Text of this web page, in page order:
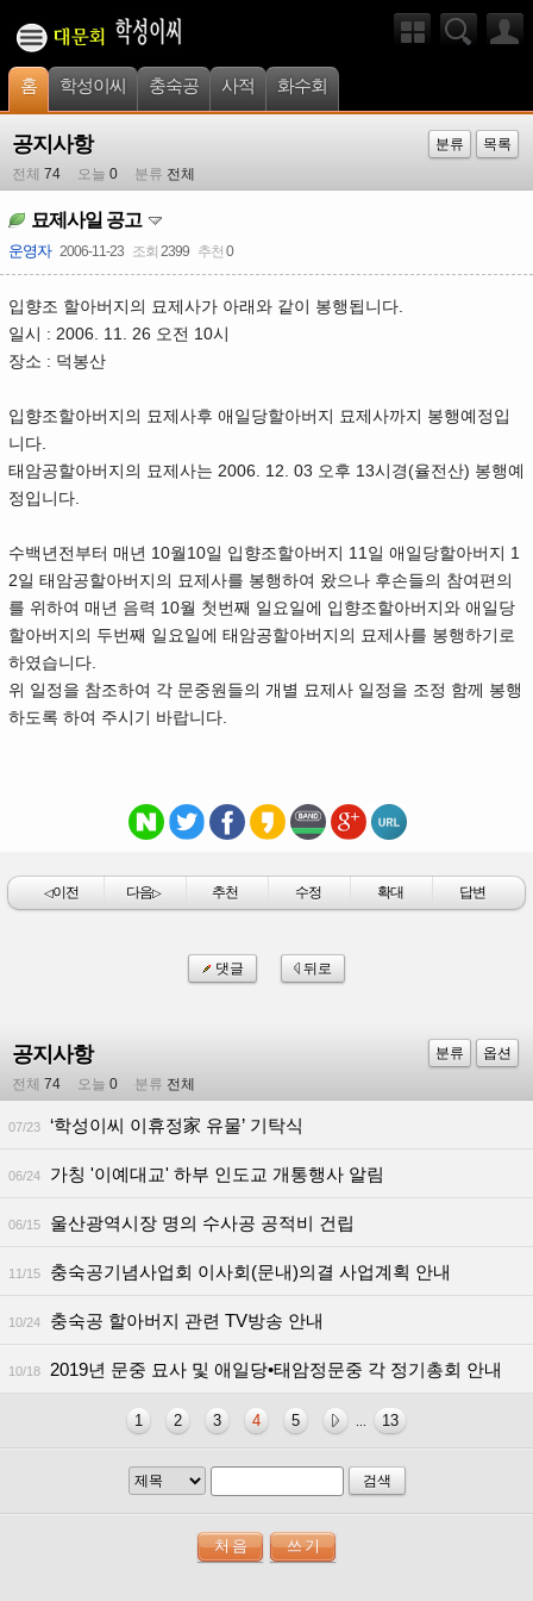
홈 학성이씨 충숙공 사적 화수회
공지사항 분류
목록
전체 74 오늘 0 분류 전체
묘제사일 공고
운영자 2006-11-23 조회 2399 추천 0
입향조 할아버지의 묘제사가 아래와 같이 봉행됩니다.
일시 : 2006. 11. 26 오전 10시
장소 : 덕봉산
입향조할아버지의 묘제사후 애일당할아버지 묘제사까지 봉행예정입
니다.
태암공할아버지의 묘제사는 2006. 12. 03 오후 13시경(율전산) 봉행예
정입니다.
수백년전부터 매년 10월10일 입향조할아버지 11일 애일당할아버지 1
2일 태암공할아버지의 묘제사를 봉행하여 왔으나 후손들의 참여편의
를 위하여 매년 음력 10월 첫번째 일요일에 입향조할아버지와 애일당
할아버지의 두번째 일요일에 태암공할아버지의 묘제사를 봉행하기로
하였습니다.
위 일정을 참조하여 각 문중원들의 개별 묘제사 일정을 조정 함께 봉행
하도록 하여 주시기 바랍니다.
◁이전 다음▷ 추천 수정 확대 답변
댓글 뒤로
공지사항 분류
옵션
전체 74 오늘 0 분류 전체
07/23 ‘학성이씨 이휴정家 유물’ 기탁식
06/24 가칭 '이예대교' 하부 인도교 개통행사 알림
06/15 울산광역시장 명의 수사공 공적비 건립
11/15 충숙공기념사업회 이사회(문내)의결 사업계획 안내
10/24 충숙공 할아버지 관련 TV방송 안내
10/18 2019년 문중 묘사 및 애일당•태암정문중 각 정기총회 안내
1 2 3 4 5 13
검색